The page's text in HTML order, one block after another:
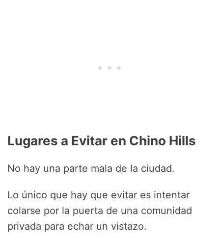
Lugares a Evitar en Chino Hills
No hay una parte mala de la ciudad.
Lo único que hay que evitar es intentar
colarse por la puerta de una comunidad
privada para echar un vistazo.